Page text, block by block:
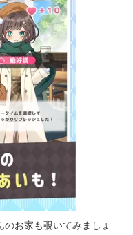
のお家も覗いてみましょ